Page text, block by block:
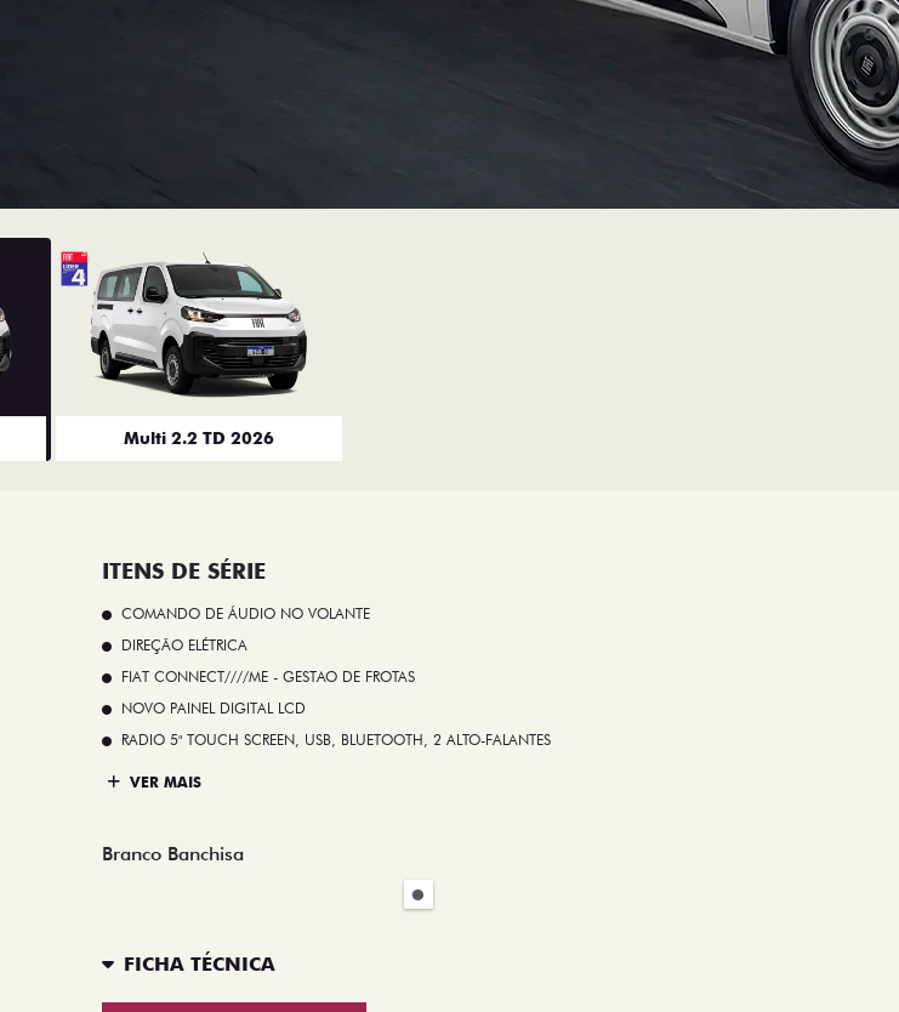
Multi 2.2 TD 2026
ITENS DE SÉRIE
COMANDO DE ÁUDIO NO VOLANTE
DIREÇÃO ELÉTRICA
FIAT CONNECT////ME - GESTAO DE FROTAS
NOVO PAINEL DIGITAL LCD
RADIO 5" TOUCH SCREEN, USB, BLUETOOTH, 2 ALTO-FALANTES
VER MAIS
Branco Banchisa
FICHA TÉCNICA